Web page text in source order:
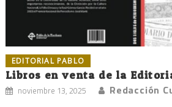
EDITORIAL PABLO
Libros en venta de la
noviembre 13, 2025 Redacción